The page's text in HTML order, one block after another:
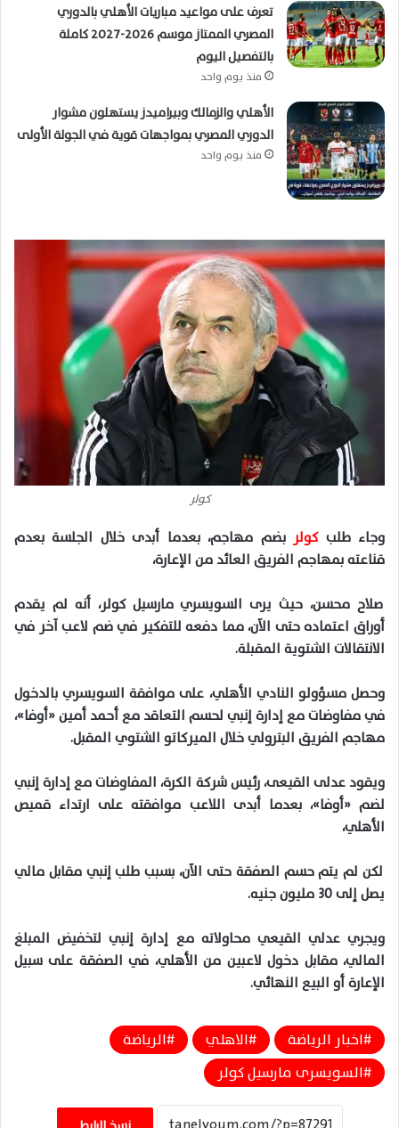
تعرف على مواعيد مباريات الأهلي بالدوري
المصري الممتاز موسم 2026-2027 كاملة
بالتفصيل اليوم
منذ يوم واحد
الأهلي والزمالك وبيراميدز يستهلون مشوار
الدوري المصري بمواجهات قوية في الجولة الأولى
منذ يوم واحد
كولر
وجاء طلبكولر بضم مهاجم، بعدما أبدى خلال الجلسة بعدم
قناعته بمهاجم الفريق العائد من الإعارة،
صلاح محسن، حيث يرى السويسري مارسيل كولر، أنه لم يقدم
أوراق اعتماده حتى الآن، مما دفعه للتفكير في ضم لاعب آخر في
الانتقالات الشتوية المقبلة.
وحصل مسؤولو النادي الأهلي، على موافقة السويسري بالدخول
في مفاوضات مع إدارة إنبي لحسم التعاقد مع أحمد أمين «أوفا»،
مهاجم الفريق البترولي خلال الميركاتو الشتوي المقبل.
ويقود عدلى القيعى، رئيس شركة الكرة، المفاوضات مع إدارة إنبي
لضم «أوفا»، بعدما أبدى اللاعب موافقته على ارتداء قميص
الأهلي،
لكن لم يتم حسم الصفقة حتى الآن، بسبب طلب إنبي مقابل مالي
يصل إلى 30 مليون جنيه.
ويجري عدلي القيعي محاولاته مع إدارة إنبي لتخفيض المبلغ
المالي، مقابل دخول لاعبين من الأهلي، في الصفقة على سبيل
الإعارة أو البيع النهائي.
اخبار الرياضة الاهلي
الرياضة
السويسرى مارسيل كولر